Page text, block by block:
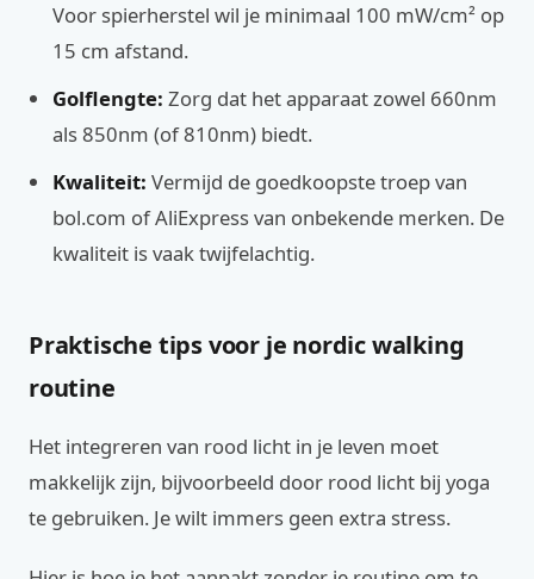
Voor spierherstel wil je minimaal 100 mW/cm² op
15 cm afstand.
Golflengte: Zorg dat het apparaat zowel 660nm
als 850nm (of 810nm) biedt.
Kwaliteit: Vermijd de goedkoopste troep van
bol.com of AliExpress van onbekende merken. De
kwaliteit is vaak twijfelachtig.
Praktische tips voor je nordic walking
routine
Het integreren van rood licht in je leven moet
makkelijk zijn, bijvoorbeeld door rood licht bij yoga
te gebruiken. Je wilt immers geen extra stress.